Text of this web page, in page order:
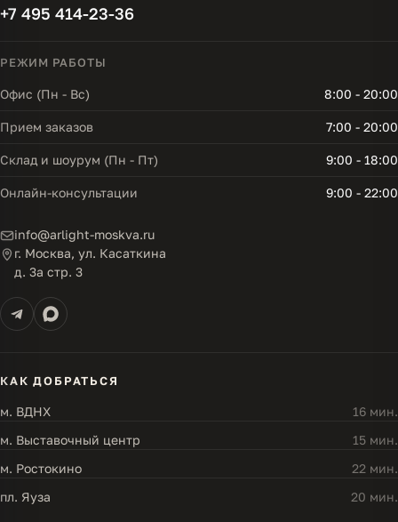
+7 495 414-23-36
РЕЖИМ РАБОТЫ
Офис (Пн - Вс) 8:00 - 20:00
Прием заказов 7:00 - 20:00
Склад и шоурум (Пн - Пт) 9:00 - 18:00
Онлайн-консультации 9:00 - 22:00
info@arlight-moskva.ru
г. Москва, ул. Касаткина
д. 3а стр. 3
КАК ДОБРАТЬСЯ
м. ВДНХ
16 мин.
м. Выставочный центр
15 мин.
м. Ростокино
22 мин.
пл. Яуза
20 мин.